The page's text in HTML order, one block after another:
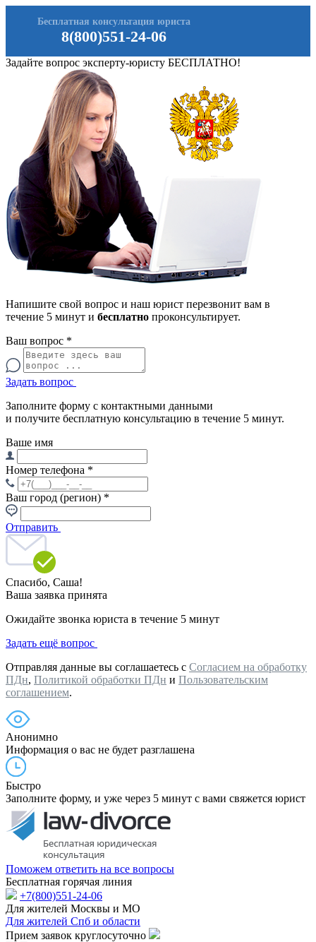
8(800)551-24-06
Бесплатная консультация юриста
Задайте вопрос эксперту-юристу БЕСПЛАТНО!
Напишите свой вопрос и наш юрист перезвонит вам в
течение 5 минут и бесплатно проконсультирует.
Ваш вопрос *
Задать вопрос
Заполните форму с контактными данными
и получите бесплатную консультацию в течение 5 минут.
Ваше имя
Номер телефона *
Ваш город (регион) *
Отправить
Спасибо, Саша!
Ваша заявка принята
Ожидайте звонка юриста в течение 5 минут
Задать ещё вопрос
Отправляя данные вы соглашаетесь с Согласием на обработку
ПДн, Политикой обработки ПДн и Пользовательским
соглашением.
Анонимно
Информация о вас не будет разглашена
Быстро
Заполните форму, и уже через 5 минут с вами свяжется юрист
Поможем ответить на все вопросы
Бесплатная горячая линия
+7(800)551-24-06
Для жителей Москвы и МО
Для жителей Спб и области
Прием заявок круглосуточно